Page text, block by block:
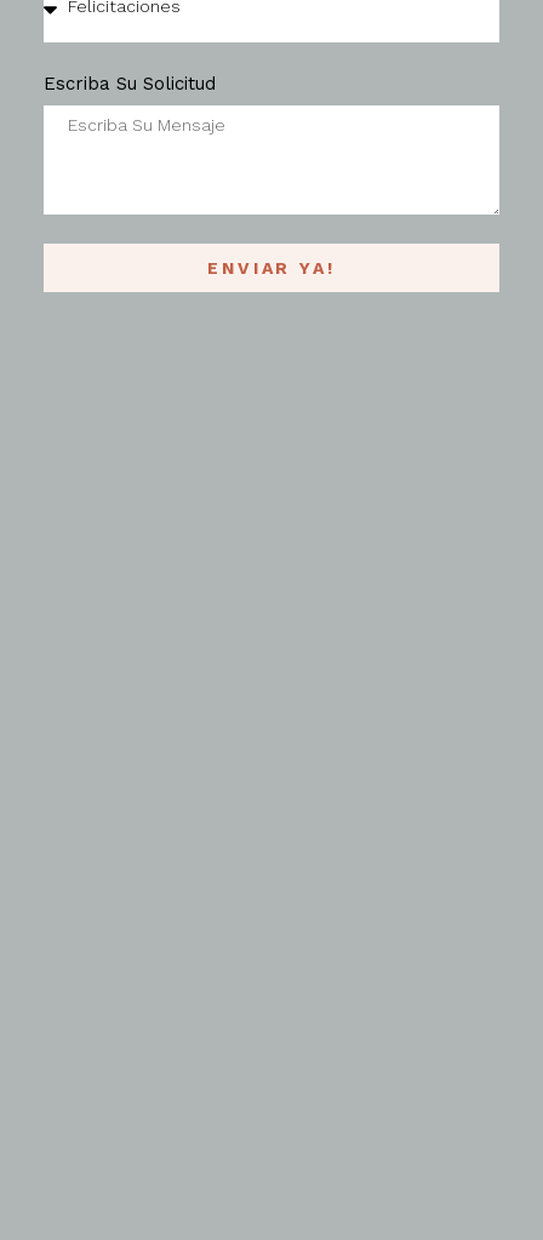
Escriba Su Solicitud
ENVIAR YA!